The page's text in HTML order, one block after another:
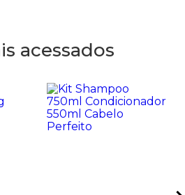
acessados